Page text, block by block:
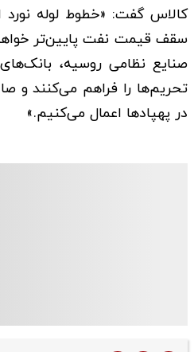
کالاس گفت: «خطوط لوله
سقف قیمت نفت پایین‌تر
صنایع نظامی روسیه،
تحریم‌ها را فراهم می‌کنند و
در پهپادها اعمال می‌کنیم.»